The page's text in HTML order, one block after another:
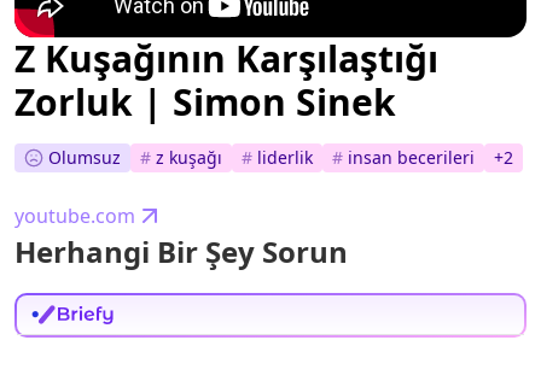
Z Kuşağının Karşılaştığı
Zorluk | Simon Sinek
Olumsuz # z kuşağı # liderlik # i̇nsan becerileri +2
youtube.com
Herhangi Bir Şey Sorun